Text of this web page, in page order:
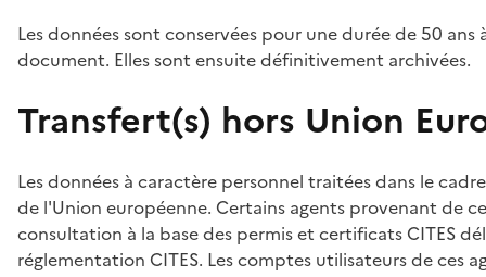
Les données sont conservées pour une durée de 50
document. Elles sont ensuite définitivement archivées.
Transfert(s) hors Union
Les données à caractère personnel traitées dans le
de l'Union européenne. Certains agents provenant de
consultation à la base des permis et certificats CITES
réglementation CITES. Les comptes utilisateurs de ces